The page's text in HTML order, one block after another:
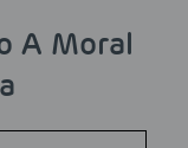
A Moral